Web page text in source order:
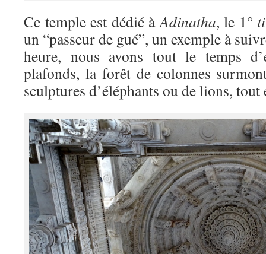
Ce temple est dédié àAdinatha, le 1°
un “passeur de gué”, un exemple à
heure, nous avons tout le temps
plafonds, la forêt de colonnes
sculptures d’éléphants ou de lions,